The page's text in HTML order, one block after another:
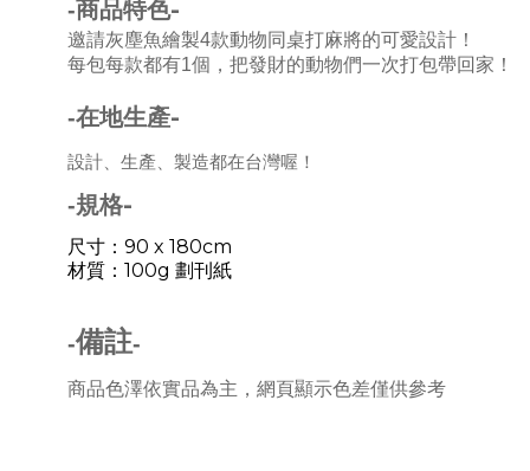
-商品特色-
邀請灰塵魚繪製4款動物同桌打麻將的可愛設計！
每包每款都有1個，把發財的動物們一次打包帶回家！
-在地生產-
設計、生產、製造都在台灣喔！
-規格-
尺寸： 90 x 180cm
材質： 100g 劃刊紙
-備註-
商品色澤依實品為主，網頁顯示色差僅供參考